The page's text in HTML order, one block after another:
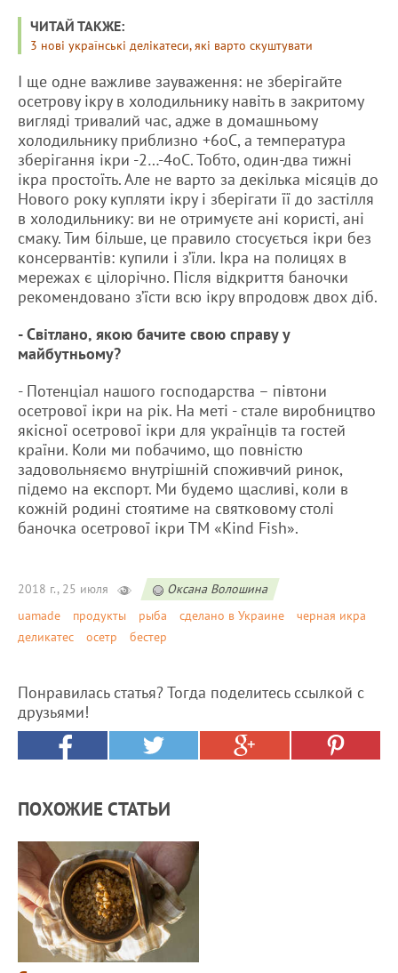
ЧИТАЙ ТАКЖЕ:
3 нові українські делікатеси, які варто скуштувати
І ще одне важливе зауваження: не зберігайте
осетрову ікру в холодильнику навіть в закритому
вигляді тривалий час, адже в домашньому
холодильнику приблизно +6оС, а температура
зберігання ікри -2…-4оС. Тобто, один-два тижні
ікра простоїть. Але не варто за декілька місяців до
Нового року купляти ікру і зберігати її до застілля
в холодильнику: ви не отримуєте ані користі, ані
смаку. Тим більше, це правило стосується ікри без
консервантів: купили і з’їли. Ікра на полицях в
мережах є цілорічно. Після відкриття баночки
рекомендовано з’їсти всю ікру впродовж двох діб.
- Світлано, якою бачите свою справу у
майбутньому?
- Потенціал нашого господарства – півтони
осетрової ікри на рік. На меті - стале виробництво
якісної осетрової ікри для українців та гостей
країни. Коли ми побачимо, що повністю
задовольняємо внутрішній споживчий ринок,
підемо на експорт. Ми будемо щасливі, коли в
кожній родині стоятиме на святковому столі
баночка осетрової ікри ТМ «Kind Fish».
2018 г., 25 июля
Оксана Волошина
uamade
продукты рыба сделано в Украине
черная икра
деликатес
осетр бестер
Понравилась статья? Тогда поделитесь ссылкой с
друзьями!
ПОХОЖИЕ СТАТЬИ